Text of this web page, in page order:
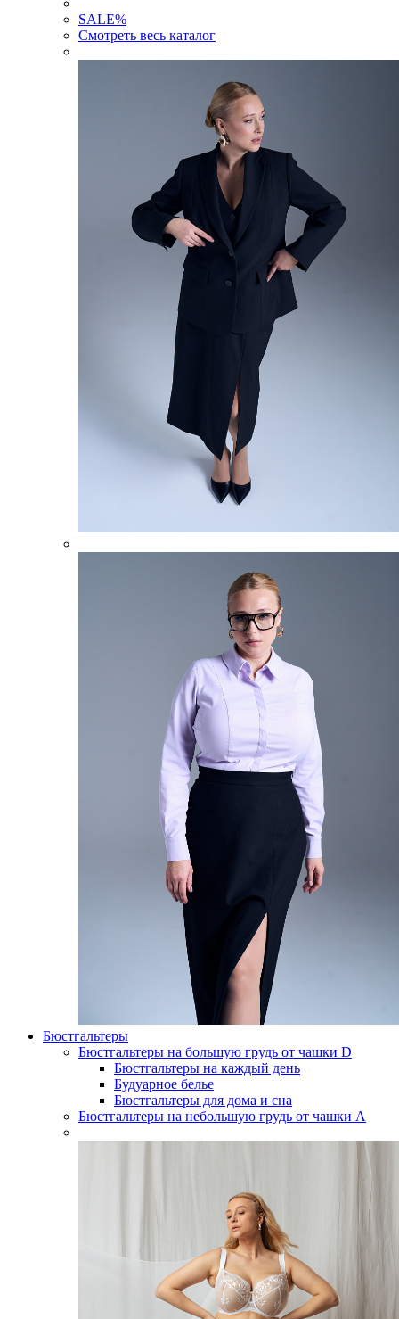
SALE%
Смотреть весь каталог
Бюстгальтеры
Бюстгальтеры на большую грудь от чашки D
Бюстгальтеры на каждый день
Будуарное белье
Бюстгальтеры для дома и сна
Бюстгальтеры на небольшую грудь от чашки А